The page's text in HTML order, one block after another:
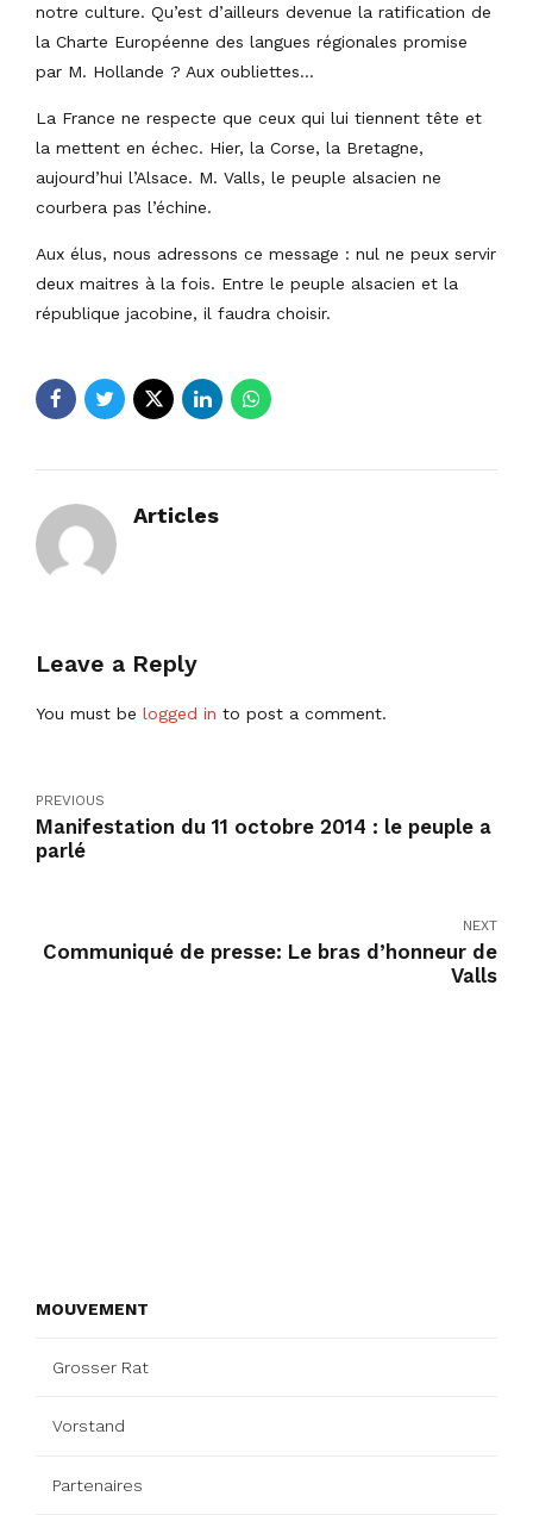
notre culture. Qu’est d’ailleurs devenue la ratification de
la Charte Européenne des langues régionales promise
par M. Hollande ? Aux oubliettes…
La France ne respecte que ceux qui lui tiennent tête et
la mettent en échec. Hier, la Corse, la Bretagne,
aujourd’hui l’Alsace. M. Valls, le peuple alsacien ne
courbera pas l’échine.
Aux élus, nous adressons ce message : nul ne peux servir
deux maitres à la fois. Entre le peuple alsacien et la
république jacobine, il faudra choisir.
Articles
Leave a Reply
You must be logged in to post a comment.
PREVIOUS
Manifestation du 11 octobre 2014 : le peuple a
parlé
NEXT
Communiqué de presse: Le bras d’honneur de
Valls
MOUVEMENT
Grosser Rat
Vorstand
Partenaires